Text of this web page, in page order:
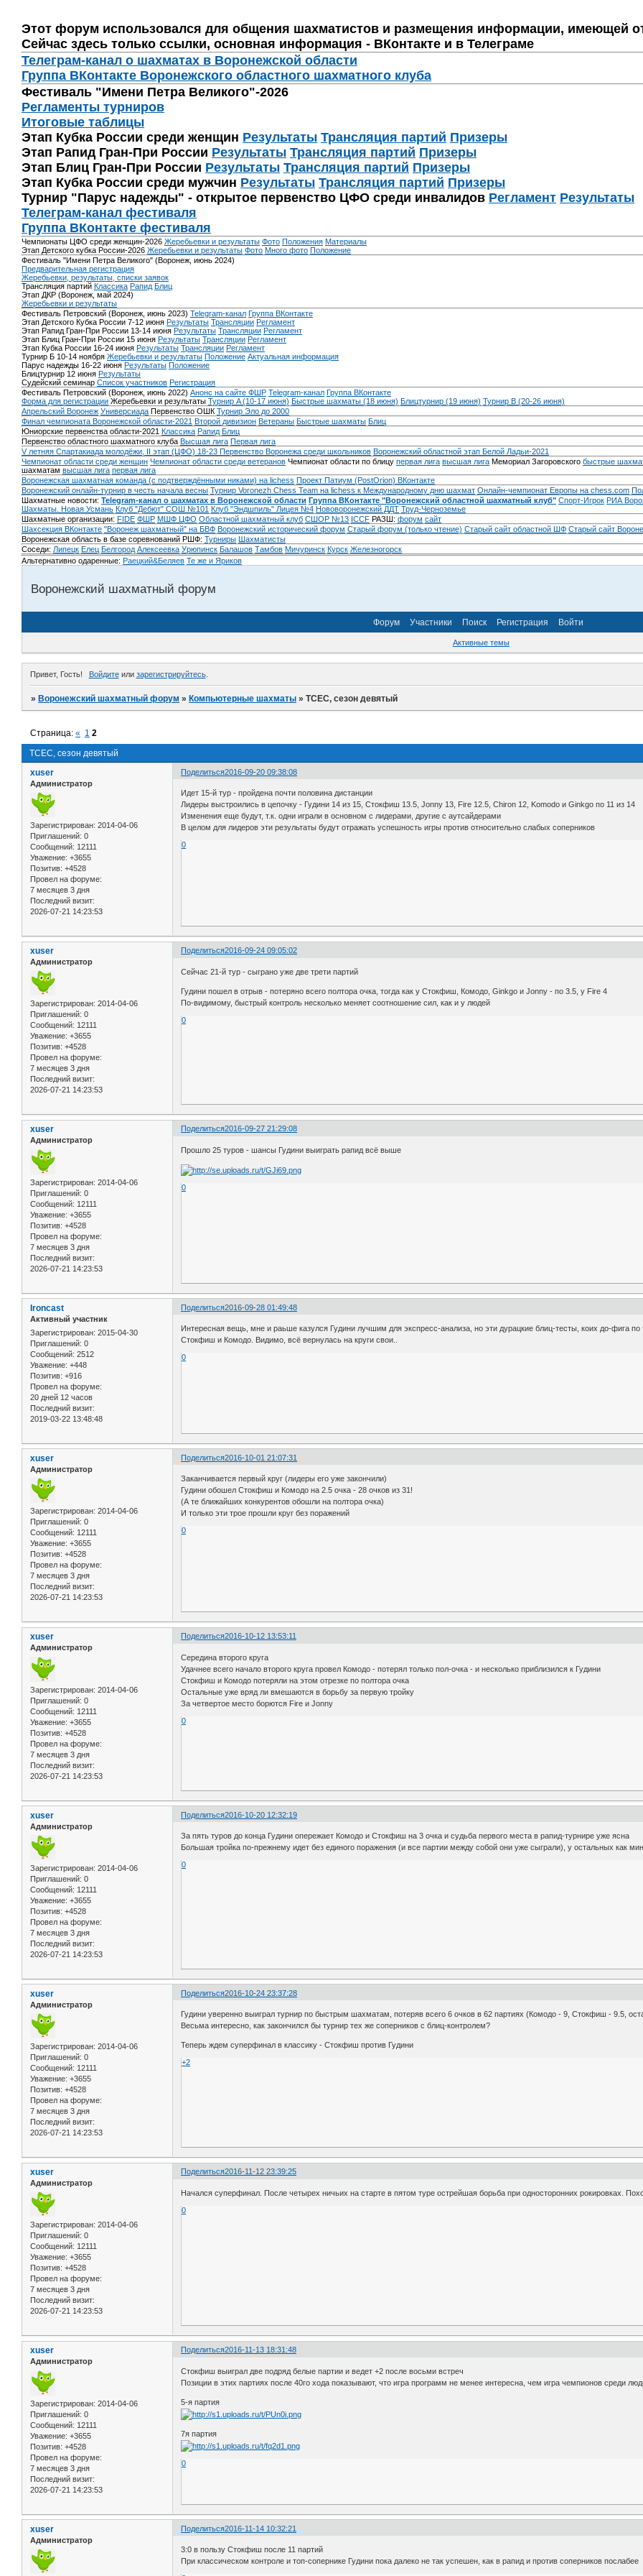
Этот форум использовался для общения шахматистов и размещения информации, имеющей
Сейчас здесь только ссылки, основная информация - ВКонтакте и в Телеграме
Телеграм-канал о шахматах в Воронежской области
Группа ВКонтакте Воронежского областного шахматного клуба
Фестиваль "Имени Петра Великого"-2026
Регламенты турниров
Итоговые таблицы
Этап Кубка России среди женщин Результаты Трансляция партий Призеры
Этап Рапид Гран-При России Результаты Трансляция партий Призеры
Этап Блиц Гран-При России Результаты Трансляция партий Призеры
Этап Кубка России среди мужчин Результаты Трансляция партий Призеры
Турнир "Парус надежды" - открытое первенство ЦФО среди инвалидов Регламент Результаты
Телеграм-канал фестиваля
Группа ВКонтакте фестиваля
Чемпионаты ЦФО среди женщин-2026 Жеребьевки и результаты Фото Положения Материалы
Этап Детского кубка России-2026 Жеребьевки и результаты Фото Много фото Положение
Фестиваль "Имени Петра Великого" (Воронеж, июнь 2024)
Предварительная регистрация
Жеребьевки, результаты, списки заявок
Трансляция партий Классика Рапид Блиц
Этап ДКР (Воронеж, май 2024)
Жеребьевки и результаты
Фестиваль Петровский (Воронеж, июнь 2023) Telegram-канал Группа ВКонтакте
Этап Детского Кубка России 7-12 июня Результаты Трансляции Регламент
Этап Рапид Гран-При России 13-14 июня Результаты Трансляции Регламент
Этап Блиц Гран-При России 15 июня Результаты Трансляции Регламент
Этап Кубка России 16-24 июня Результаты Трансляции Регламент
Турнир Б 10-14 ноября Жеребьевки и результаты Положение Актуальная информация
Парус надежды 16-22 июня Результаты Положение
Блицтурнир 12 июня Результаты
Судейский семинар Список участников Регистрация
Фестиваль Петровский (Воронеж, июнь 2022) Анонс на сайте ФШР Telegram-канал Группа ВКонтакте
Форма для регистрации Жеребьевки и результаты Турнир A (10-17 июня) Быстрые шахматы (18 июня) Блицтурнир (19 июня) Турнир B (20-26 июня)
Апрельский Воронеж Универсиада Первенство ОШК Турнир Эло до 2000
Финал чемпионата Воронежской области-2021 Второй дивизион Ветераны Быстрые шахматы Блиц
Юниорские первенства области-2021 Классика Рапид Блиц
Первенство областного шахматного клуба Высшая лига Первая лига
V летняя Спартакиада молодёжи, II этап (ЦФО) 18-23 Первенство Воронежа среди школьников Воронежский областной этап Белой Ладьи-2021
Чемпионат области среди женщин Чемпионат области среди ветеранов Чемпионат области по блицу первая лига высшая лига Мемориал Загоровского быстрые
шахматам высшая лига первая лига
Воронежская шахматная команда (с подтверждёнными никами) на lichess Проект Патиум (PostOrion) ВКонтакте
Воронежский онлайн-турнир в честь начала весны Турнир Voronezh Chess Team на lichess к Международному дню шахмат Онлайн-чемпионат Европы на chess.com
Шахматные новости: Telegram-канал о шахматах в Воронежской области Группа ВКонтакте "Воронежский областной шахматный клуб" Спорт-Игрок РИА
Шахматы. Новая Усмань Клуб "Дебют" СОШ №101 Клуб "Эндшпиль" Лицея №4 Нововоронежский ДДТ Труд-Черноземье
Шахматные организации: FIDE ФШР МШФ ЦФО Областной шахматный клуб СШОР №13 ICCF РАЗШ: форум сайт
Шахсекция ВКонтакте "Воронеж шахматный" на БВФ Воронежский исторический форум Cтарый форум (только чтение) Старый сайт областной ШФ Старый сайт
Воронежская область в базе соревнований РШФ: Турниры Шахматисты
Соседи: Липецк Елец Белгород Алексеевка Урюпинск Балашов Тамбов Мичуринск Курск Железногорск
Альтернативно одаренные: Раецкий&Беляев Те же и Яриков
Воронежский шахматный форум
Форум Участники Поиск Регистрация Войти
Активные темы
Привет, Гость! Войдитеили зарегистрируйтесь.
»Воронежский шахматный форум »Компьютерные шахматы »TCEC, сезон девятый
TCEC, сезон девятый
Страница:« 1 2
Поделиться2016-09-20 09:38:08
xuser
Администратор
Зарегистрирован: 2014-04-06
Приглашений: 0
Сообщений: 12111
Уважение: +3655
Позитив: +4528
Провел на форуме:
7 месяцев 3 дня
Последний визит:
2026-07-21 14:23:53
Идет 15-й тур - пройдена почти половина дистанции
Лидеры выстроились в цепочку - Гудини 14 из 15, Стокфиш 13.5, Jonny 13, Fire 12.5, Chiron 12, Komodo и Ginkgo по 11 из 14
Изменения еще будут, т.к. одни играли в основном с лидерами, другие с аутсайдерами
В целом для лидеров эти результаты будут отражать успешность игры против относительно слабых соперников
0
Поделиться2016-09-24 09:05:02
xuser
Администратор
Зарегистрирован: 2014-04-06
Приглашений: 0
Сообщений: 12111
Уважение: +3655
Позитив: +4528
Провел на форуме:
7 месяцев 3 дня
Последний визит:
2026-07-21 14:23:53
Сейчас 21-й тур - сыграно уже две трети партий
Гудини пошел в отрыв - потеряно всего полтора очка, тогда как у Стокфиш, Комодо, Ginkgo и Jonny - по 3.5, у Fire 4
По-видимому, быстрый контроль несколько меняет соотношение сил, как и у людей
0
Поделиться2016-09-27 21:29:08
xuser
Администратор
Зарегистрирован: 2014-04-06
Приглашений: 0
Сообщений: 12111
Уважение: +3655
Позитив: +4528
Провел на форуме:
7 месяцев 3 дня
Последний визит:
2026-07-21 14:23:53
Прошло 25 туров - шансы Гудини выиграть рапид всё выше
0
Поделиться2016-09-28 01:49:48
Ironcast
Активный участник
Зарегистрирован: 2015-04-30
Приглашений: 0
Сообщений: 2512
Уважение: +448
Позитив: +916
Провел на форуме:
20 дней 12 часов
Последний визит:
2019-03-22 13:48:48
Интересная вещь, мне и раьше казулся Гудини лучшим для экспресс-анализа, но эти дурацкие блиц-тесты, коих до-фига
Стокфиш и Комодо. Видимо, всё вернулась на круги свои..
0
Поделиться2016-10-01 21:07:31
xuser
Администратор
Зарегистрирован: 2014-04-06
Приглашений: 0
Сообщений: 12111
Уважение: +3655
Позитив: +4528
Провел на форуме:
7 месяцев 3 дня
Последний визит:
2026-07-21 14:23:53
Заканчивается первый круг (лидеры его уже закончили)
Гудини обошел Стокфиш и Комодо на 2.5 очка - 28 очков из 31!
(А те ближайших конкурентов обошли на полтора очка)
И только эти трое прошли круг без поражений
0
Поделиться2016-10-12 13:53:11
xuser
Администратор
Зарегистрирован: 2014-04-06
Приглашений: 0
Сообщений: 12111
Уважение: +3655
Позитив: +4528
Провел на форуме:
7 месяцев 3 дня
Последний визит:
2026-07-21 14:23:53
Середина второго круга
Удачнее всего начало второго круга провел Комодо - потерял только пол-очка - и несколько приблизился к Гудини
Стокфиш и Комодо потеряли на этом отрезке по полтора очка
Остальные уже вряд ли вмешаются в борьбу за первую тройку
За четвертое место борются Fire и Jonny
0
Поделиться2016-10-20 12:32:19
xuser
Администратор
Зарегистрирован: 2014-04-06
Приглашений: 0
Сообщений: 12111
Уважение: +3655
Позитив: +4528
Провел на форуме:
7 месяцев 3 дня
Последний визит:
2026-07-21 14:23:53
За пять туров до конца Гудини опережает Комодо и Стокфиш на 3 очка и судьба первого места в рапид-турнире уже ясна
Большая тройка по-прежнему идет без единого поражения (и все партии между собой они уже сыграли), у остальных как
0
Поделиться2016-10-24 23:37:28
xuser
Администратор
Зарегистрирован: 2014-04-06
Приглашений: 0
Сообщений: 12111
Уважение: +3655
Позитив: +4528
Провел на форуме:
7 месяцев 3 дня
Последний визит:
2026-07-21 14:23:53
Гудини уверенно выиграл турнир по быстрым шахматам, потеряв всего 6 очков в 62 партиях (Комодо - 9, Стокфиш - 9.5,
Весьма интересно, как закончился бы турнир тех же соперников с блиц-контролем?
Теперь ждем суперфинал в классику - Стокфиш против Гудини
+2
Поделиться2016-11-12 23:39:25
xuser
Администратор
Зарегистрирован: 2014-04-06
Приглашений: 0
Сообщений: 12111
Уважение: +3655
Позитив: +4528
Провел на форуме:
7 месяцев 3 дня
Последний визит:
2026-07-21 14:23:53
Начался суперфинал. После четырех ничьих на старте в пятом туре острейшая борьба при односторонних рокировках.
0
Поделиться2016-11-13 18:31:48
xuser
Администратор
Зарегистрирован: 2014-04-06
Приглашений: 0
Сообщений: 12111
Уважение: +3655
Позитив: +4528
Провел на форуме:
7 месяцев 3 дня
Последний визит:
2026-07-21 14:23:53
Стокфиш выиграл две подряд белые партии и ведет +2 после восьми встреч
Позиции в этих партиях после 40го хода показывают, что игра программ не менее интересна, чем игра чемпионов среди
5-я партия
7я партия
0
Поделиться2016-11-14 10:32:21
xuser
Администратор
3:0 в пользу Стокфиш после 11 партий
При классическом контроле и топ-сопернике Гудини пока далеко не так успешен, как в рапид и против соперников послабее